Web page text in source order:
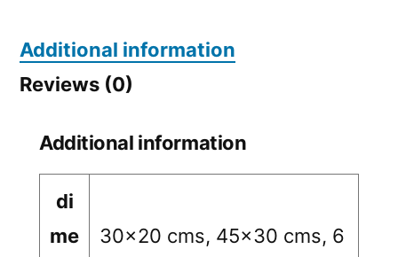
Additional information
Reviews (0)
Additional information
di
me
30×20 cms, 45×30 cms, 6